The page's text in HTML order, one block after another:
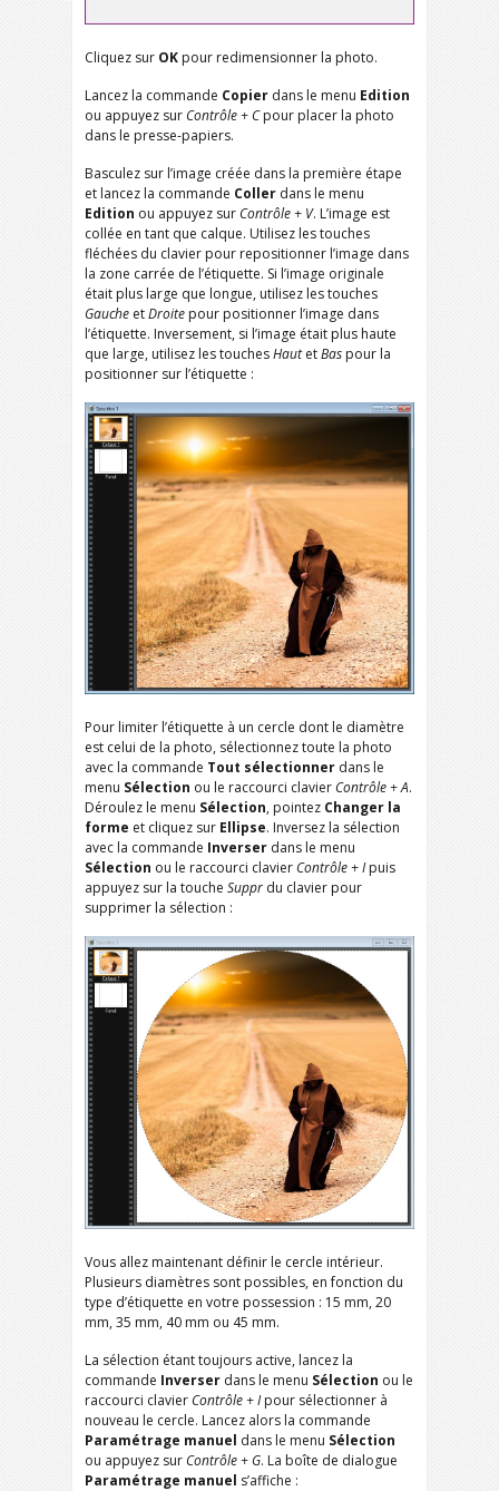
Cliquez sur OK pour redimensionner la photo.
Lancez la commande Copier dans le menu Edition
ou appuyez sur Contrôle + Cpour placer la photo
dans le presse-papiers.
Basculez sur l’image créée dans la première étape
et lancez la commande Coller dans le menu
Edition ou appuyez sur Contrôle + V. L’image est
collée en tant que calque. Utilisez les touches
fléchées du clavier pour repositionner l’image dans
la zone carrée de l’étiquette. Si l’image originale
était plus large que longue, utilisez les touches
Gauche etDroite pour positionner l’image dans
l’étiquette. Inversement, si l’image était plus haute
que large, utilisez les touchesHautetBas pour la
positionner sur l’étiquette :
Pour limiter l’étiquette à un cercle dont le diamètre
est celui de la photo, sélectionnez toute la photo
avec la commande Tout sélectionner dans le
menu Sélection ou le raccourci clavier Contrôle + A.
Déroulez le menu Sélection, pointez Changer la
forme et cliquez sur Ellipse. Inversez la sélection
avec la commande Inverser dans le menu
Sélection ou le raccourci clavier Contrôle + Ipuis
appuyez sur la touche Suppr du clavier pour
supprimer la sélection :
Vous allez maintenant définir le cercle intérieur.
Plusieurs diamètres sont possibles, en fonction du
type d’étiquette en votre possession : 15 mm, 20
mm, 35 mm, 40 mm ou 45 mm.
La sélection étant toujours active, lancez la
commande Inverser dans le menu Sélection ou le
raccourci clavier Contrôle + Ipour sélectionner à
nouveau le cercle. Lancez alors la commande
Paramétrage manuel dans le menu Sélection
ou appuyez sur Contrôle + G. La boîte de dialogue
Paramétrage manuel s’affiche :